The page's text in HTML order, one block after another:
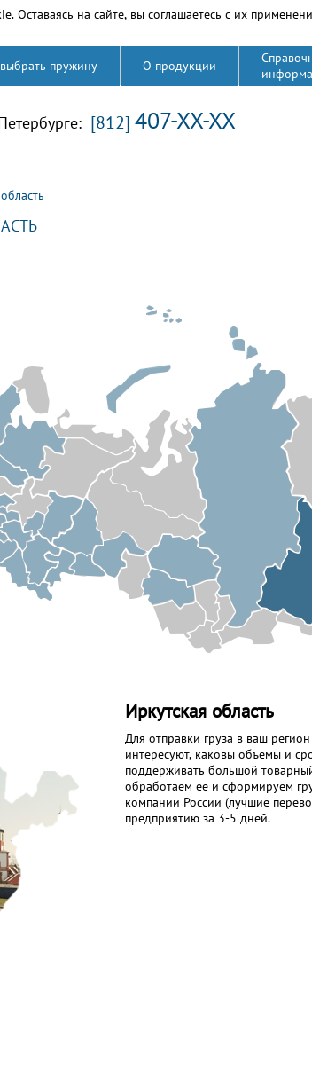
Оставаясь на сайте, вы соглашаетесь с их
пружину О продукции
[812] 407-XX-XX
Иркутская область
Для отправки груза в ваш
интересуют, каковы объемы и
поддерживать большой
обработаем ее и сформируем
компании России (лучшие
предприятию за 3-5 дней.